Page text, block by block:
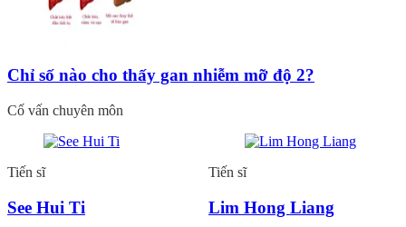
Chỉ số nào cho thấy gan nhiễm mỡ độ 2?
Cố vấn chuyên môn
Tiến sĩ
See Hui Ti
Tiến sĩ
Lim Hong Liang